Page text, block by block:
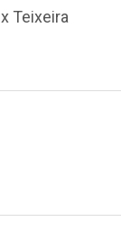
Teixeira